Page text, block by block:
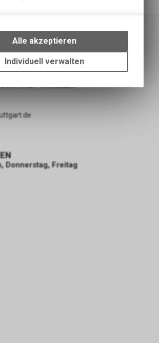
| ASP Werkstatt
Donnerstag, Freitag
bestimmte Interaktionen und
Einstellungen auf Ihrem Gerät,
um die grundlegenden
Funktionen unseres Online-
des Warenkorbs, zu
dass die gespeicherten Daten
Alle akzeptieren
Individuell verwalten